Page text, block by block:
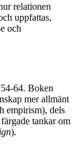
relationen
uppfattas,
och
64. Boken
mer allmänt
empirism), dels
tankar om
).